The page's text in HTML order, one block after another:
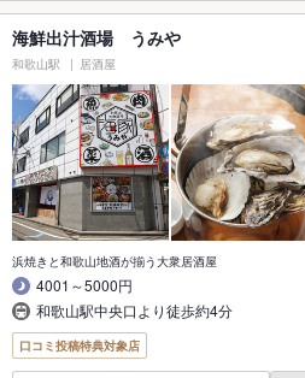
海鮮出汁酒場 うみや
和歌山駅 居酒屋
浜焼きと和歌山地酒が揃う大衆居酒屋
4001～5000円
和歌山駅中央口より徒歩約4分
口コミ投稿特典対象店